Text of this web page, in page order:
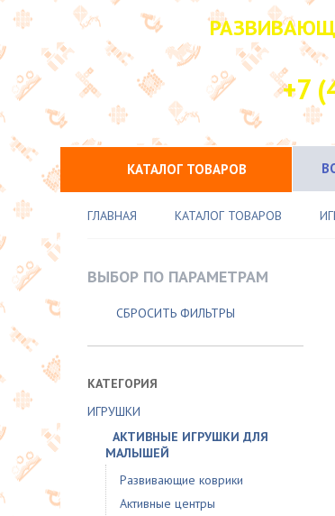
+7
КАТАЛОГ ТОВАРОВ
ГЛАВНАЯ КАТАЛОГ ТОВАРОВ
ВЫБОР ПО ПАРАМЕТРАМ
СБРОСИТЬ ФИЛЬТРЫ
КАТЕГОРИЯ
ИГРУШКИ
АКТИВНЫЕ ИГРУШКИ ДЛЯ
МАЛЫШЕЙ
Развивающие коврики
Активные центры